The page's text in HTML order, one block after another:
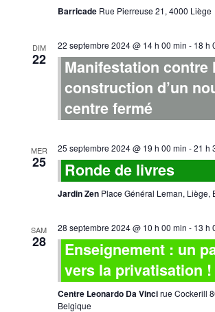
Barricade Rue Pierreuse 21, 4000 Liège
DIM
22
22 septembre 2024 @ 14 h 00 min - 18 h
Manifestation contre
construction d’un
centre fermé
MER
25
25 septembre 2024 @ 19 h 00 min -21 h
Ronde de livres
Jardin Zen Place Général Leman, Liège,
SAM
28
28 septembre 2024 @ 10 h 00 min - 13 h
Enseignement : un
vers la privatisation !
Centre Leonardo Da Vincirue Cockerill
Belgique